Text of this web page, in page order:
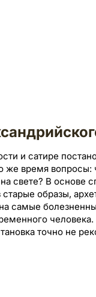
и сатире
время вопросы:
свете? В основе
образы,
на самые
точно не